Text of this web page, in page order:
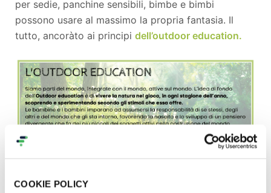
COOKIE POLICY
per sedie, panchine sensibili, bimbe e bimbi
possono usare al massimo la propria fantasia. Il
tutto, ancoràto ai principi dell’outdoor education.